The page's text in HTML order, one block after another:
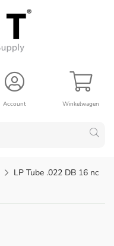
Winkelwagen
Account
LP Tube .022 DB 16 nc